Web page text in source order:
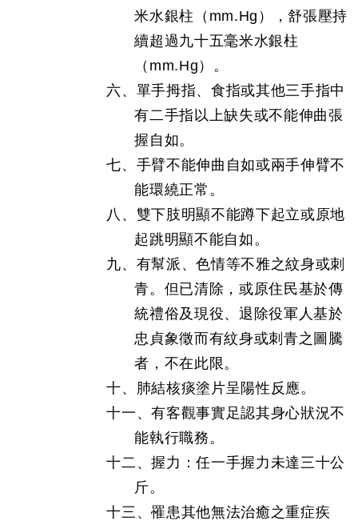
米水銀柱（mm.Hg），舒張壓持
續超過九十五毫米水銀柱
（mm.Hg）。
六、單手拇指、食指或其他三手指中
有二手指以上缺失或不能伸曲張
握自如。
七、手臂不能伸曲自如或兩手伸臂不
能環繞正常。
八、雙下肢明顯不能蹲下起立或原地
起跳明顯不能自如。
九、有幫派、色情等不雅之紋身或刺
青。但已清除，或原住民基於傳
統禮俗及現役、退除役軍人基於
忠貞象徵而有紋身或刺青之圖騰
者，不在此限。
十、肺結核痰塗片呈陽性反應。
十一、有客觀事實足認其身心狀況不
能執行職務。
十二、握力：任一手握力未達三十公
斤。
十三、罹患其他無法治癒之重症疾